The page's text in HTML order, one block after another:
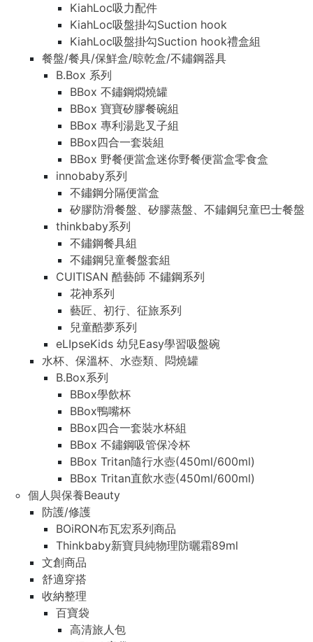
KiahLoc吸力配件
KiahLoc吸盤掛勾Suction hook
KiahLoc吸盤掛勾Suction hook禮盒組
餐盤/餐具/保鮮盒/晾乾盒/不鏽鋼器具
B.Box 系列
BBox 不鏽鋼燜燒罐
BBox 寶寶矽膠餐碗組
BBox 專利湯匙叉子組
BBox四合一套裝組
BBox 野餐便當盒迷你野餐便當盒零食盒
innobaby系列
不鏽鋼分隔便當盒
矽膠防滑餐盤、矽膠蒸盤、不鏽鋼兒童巴士餐盤
thinkbaby系列
不鏽鋼餐具組
不鏽鋼兒童餐盤套組
CUITISAN 酷藝師 不鏽鋼系列
花神系列
藝匠、初行、征旅系列
兒童酷夢系列
eLIpseKids 幼兒Easy學習吸盤碗
水杯、保溫杯、水壺類、悶燒罐
B.Box系列
BBox學飲杯
BBox鴨嘴杯
BBox四合一套裝水杯組
BBox 不鏽鋼吸管保冷杯
BBox Tritan隨行水壺(450ml/600ml)
BBox Tritan直飲水壺(450ml/600ml)
個人與保養Beauty
防護/修護
BOiRON布瓦宏系列商品
Thinkbaby新寶貝純物理防曬霜89ml
文創商品
舒適穿搭
收納整理
百寶袋
高清旅人包